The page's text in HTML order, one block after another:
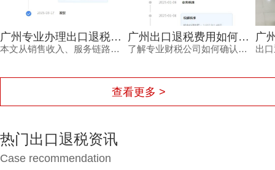
广州专业办理出口退税报价如何确定？看完不再被低价套路
本文从销售收入、服务链路、风险承担等维度，分析广州专业办理出口退税报价的差异原因，帮助外贸企业负责人理性选择代办服务，兼顾成本与退税安全。同时介绍鸿裕财税的服务优势，提供免费方案定制。
广州出口退税费用如何确认？专业财税公司根据什么定价？
了解专业财税公司如何确认广州出口退税费用，从业务规模、商品属性、单证质量、政策合规等维度解读报价逻辑，帮助外贸企业避开退税价格核算风险，找到性价比更高的申报路径。
查看更多 >
热门出口退税资讯
Case recommendation